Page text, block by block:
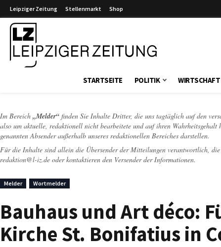
Leipziger Zeitung Stellenmarkt Shop
STARTSEITE POLITIK WIRTSCHAFT
Im Bereich „Melder“ finden Sie Inhalte Dritter, die uns tagtäglich auf den
also um aktuelle, redaktionell nicht bearbeitete und auf ihren
genannten Absender außerhalb unseres redaktionellen Bereiches darstellen.
Für die Inhalte sind allein die Übersender der Mitteilungen verantwortlich,
redaktion@l-iz.de oder kontaktieren den Versender der Informationen.
Melder Wortmelder
Bauhaus und Art déco:
Kirche St. Bonifatius in